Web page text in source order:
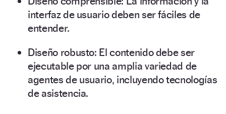
interfaz de usuario deben ser fáciles de
entender.
Diseño robusto: El contenido debe ser
ejecutable por una amplia variedad de
agentes de usuario, incluyendo tecnologías
de asistencia.